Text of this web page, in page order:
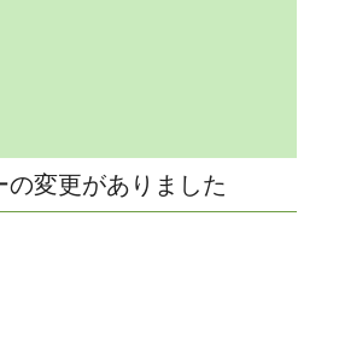
の変更がありました